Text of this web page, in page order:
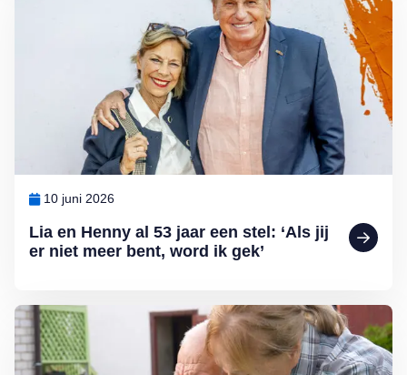
Lia en Henny al 53 jaar een stel: ‘Als jij
er niet meer bent, word ik gek’
10 juni 2026
Lees meer over Het hart dat niet loslaat: over de beleving van een